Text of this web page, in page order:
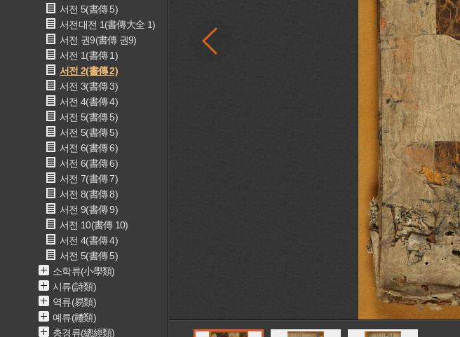
서전 5(書傳 5)
서전대전 1(書傳大全 1)
서전 권9(書傳 권9)
서전 1(書傳 1)
서전 2(書傳 2)
서전 3(書傳 3)
서전 4(書傳 4)
서전 5(書傳 5)
서전 5(書傳 5)
서전 6(書傳 6)
서전 6(書傳 6)
서전 7(書傳 7)
서전 8(書傳 8)
서전 9(書傳 9)
서전 10(書傳 10)
서전 4(書傳 4)
서전 5(書傳 5)
소학류(小學類)
시류(詩類)
역류(易類)
예류(禮類)
총경류(總經類)